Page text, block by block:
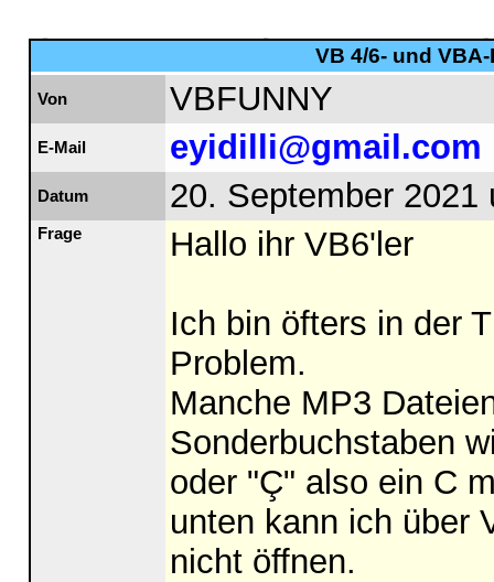
VB 4/6- und
Von VBFUNNY
E-Mail eyidilli@gmail.com
Datum 20. September 2021
Frage Hallo ihr VB6'ler
Ich bin öfters in der
Problem.
Manche MP3
Sonderbuchstaben
oder "Ç" also ein C
unten kann ich über
nicht öffnen.